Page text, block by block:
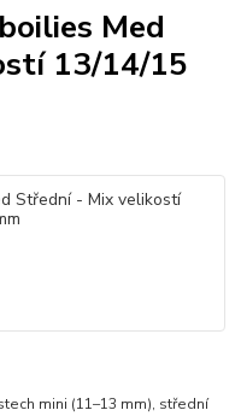
Med
13/14/15
mini (11–13 mm), střední